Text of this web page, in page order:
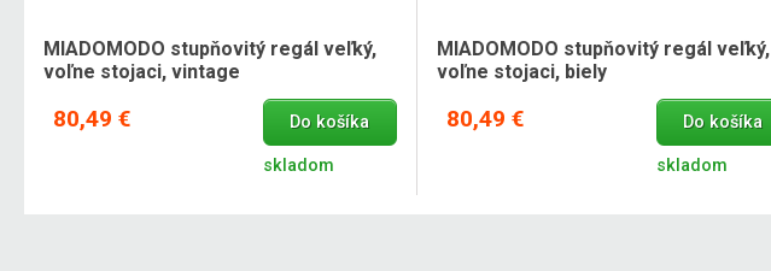
MIADOMODO stupňovitý regál veľký,
voľne stojaci, vintage
80,49 € Do košíka
skladom
MIADOMODO stupňovitý regál veľký,
voľne stojaci, biely
80,49 € Do košíka
skladom